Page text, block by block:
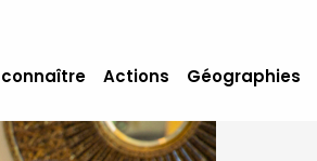
connaître Actions Géographies